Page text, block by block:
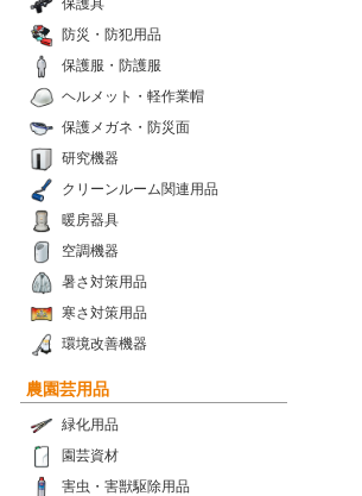
防災・防犯用品
保護服・防護服
ヘルメット・軽作業帽
保護メガネ・防災面
研究機器
クリーンルーム関連用品
暖房器具
空調機器
暑さ対策用品
寒さ対策用品
環境改善機器
農園芸用品
緑化用品
園芸資材
害虫・害獣駆除用品